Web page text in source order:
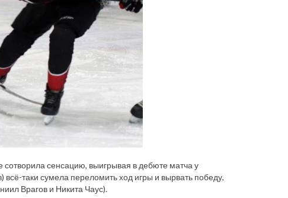
сотворила сенсацию, выигрывая в дебюте матча у
таки сумела переломить ход игры и вырвать победу,
Врагов и Никита Чаус).